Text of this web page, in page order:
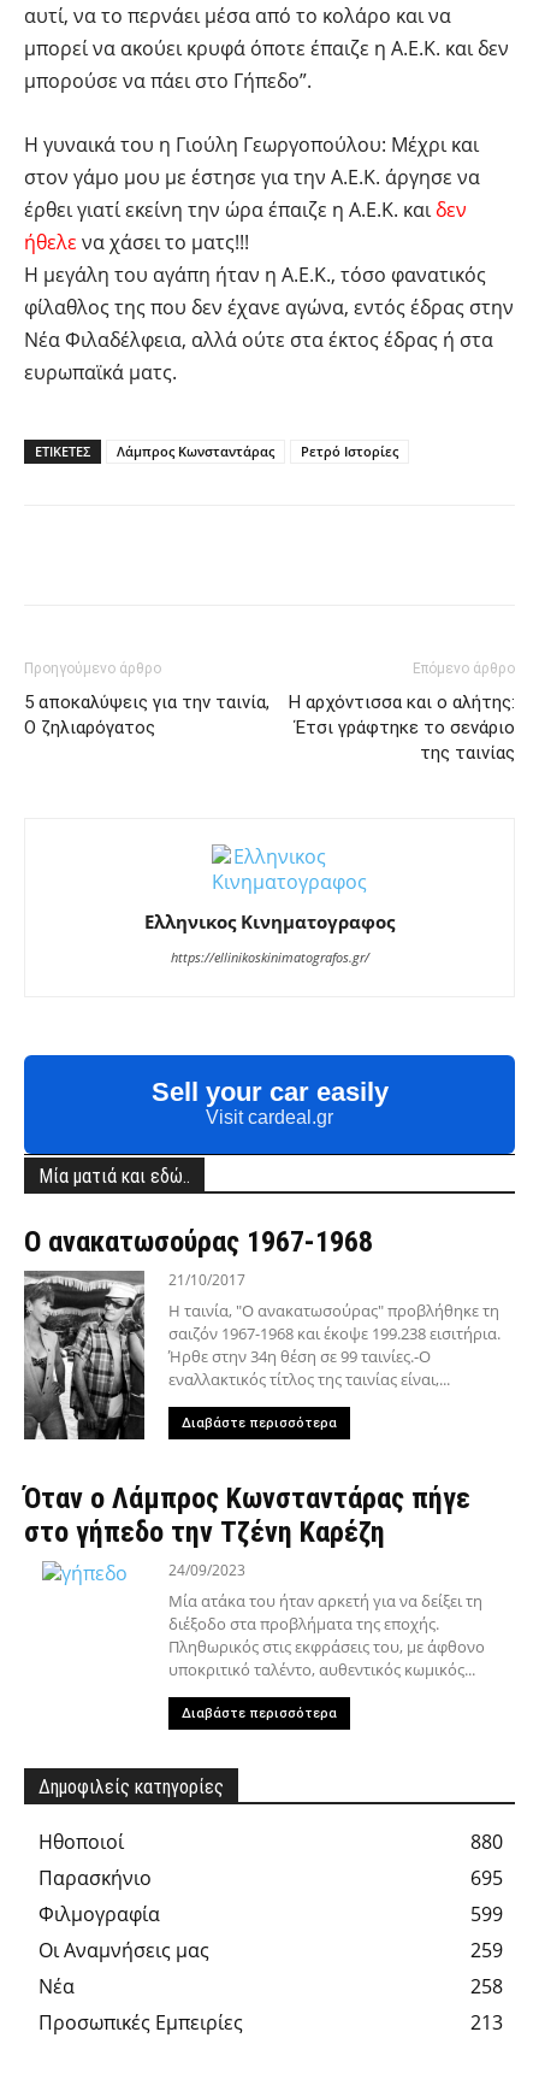
αυτί, να το περνάει μέσα από το κολάρο και να
μπορεί να ακούει κρυφά όποτε έπαιζε η Α.Ε.Κ. και δεν
μπορούσε να πάει στο Γήπεδο”.
Η γυναικά του η Γιούλη Γεωργοπούλου: Μέχρι και
στον γάμο μου με έστησε για την Α.Ε.Κ. άργησε να
έρθει γιατί εκείνη την ώρα έπαιζε η Α.Ε.Κ. καιδεν
ήθελε να χάσει το ματς!!!
Η μεγάλη του αγάπη ήταν η Α.Ε.Κ., τόσο φανατικός
φίλαθλος της που δεν έχανε αγώνα, εντός έδρας στην
Νέα Φιλαδέλφεια, αλλά ούτε στα έκτος έδρας ή στα
ευρωπαϊκά ματς.
ΕΤΙΚΕΤΕΣ Λάμπρος Κωνσταντάρας Ρετρό Ιστορίες
Προηγούμενο άρθρο
5 αποκαλύψεις για την ταινία,
Ο ζηλιαρόγατος
Επόμενο άρθρο
Η αρχόντισσα και ο αλήτης:
Έτσι γράφτηκε το σενάριο
της ταινίας
Ελληνικος Κινηματογραφος
https://ellinikoskinimatografos.gr/
Sell your car easily
Visit cardeal.gr
Μία ματιά και εδώ..
Ο ανακατωσούρας 1967-1968
21/10/2017
Η ταινία, "Ο ανακατωσούρας" προβλήθηκε τη
σαιζόν 1967-1968 και έκοψε 199.238 εισιτήρια.
Ήρθε στην 34η θέση σε 99 ταινίες.-Ο
εναλλακτικός τίτλος της ταινίας είναι,...
Διαβάστε περισσότερα
Όταν ο Λάμπρος Κωνσταντάρας πήγε
στο γήπεδο την Τζένη Καρέζη
24/09/2023
Μία ατάκα του ήταν αρκετή για να δείξει τη
διέξοδο στα προβλήματα της εποχής.
Πληθωρικός στις εκφράσεις του, με άφθονο
υποκριτικό ταλέντο, αυθεντικός κωμικός...
Διαβάστε περισσότερα
Δημοφιλείς κατηγορίες
Hθοποιοί
880
Παρασκήνιο
695
Φιλμογραφία
599
Οι Αναμνήσεις μας
259
Νέα
258
Προσωπικές Εμπειρίες
213